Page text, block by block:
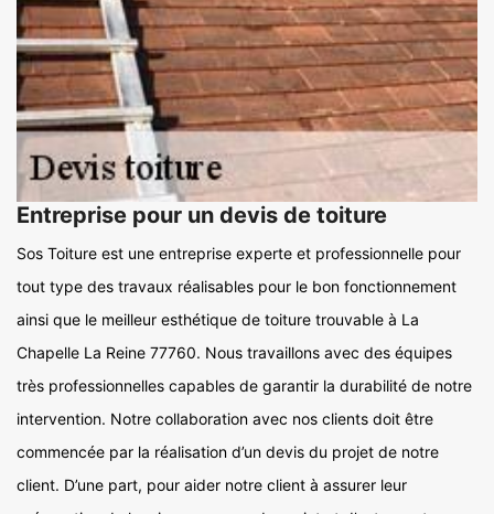
Entreprise pour un devis de toiture
Sos Toiture est une entreprise experte et professionnelle pour
tout type des travaux réalisables pour le bon fonctionnement
ainsi que le meilleur esthétique de toiture trouvable à La
Chapelle La Reine 77760. Nous travaillons avec des équipes
très professionnelles capables de garantir la durabilité de notre
intervention. Notre collaboration avec nos clients doit être
commencée par la réalisation d’un devis du projet de notre
client. D’une part, pour aider notre client à assurer leur